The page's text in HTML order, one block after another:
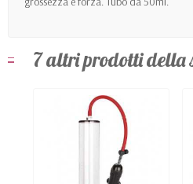
7 altri prodotti della